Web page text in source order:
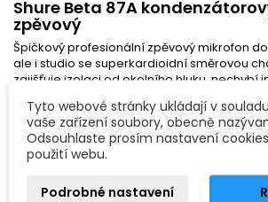
Shure Beta 87A
zpěvový
Špičkový profesionální zpěvový mikrofon
ale i studio se superkardioidní směrovou
zajišťuje izolaci od okolního hluku, nechybí
napájení.
Vlastnosti:
Typ mikrofonu: Kondenzátorový
Směrová charakteristika: Superkardioida
Frekvenční rozsah: 50 Hz - 20 kHz
Tyto webové stránky ukládají v
vaše zařízení soubory, obecně
Odsouhlaste prosím nastavení
použití webu.
Podrobné nastavení